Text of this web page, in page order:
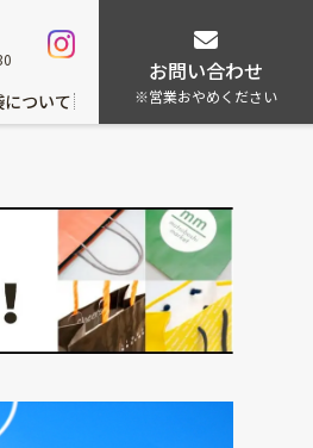
お問い合わせ
※営業おやめください
ついて